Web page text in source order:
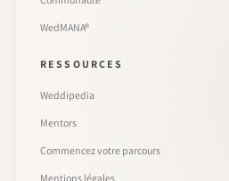
WedMANA®
RESSOURCES
Weddipedia
Mentors
Commencez votre parcours
Mentions légales